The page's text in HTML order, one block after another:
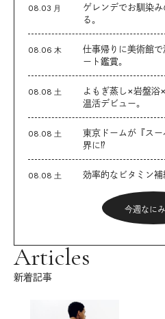
08.03 月
ゲレンデでお馴染
る。
08.06 木
仕事帰りに美術館
ート鑑賞。
08.08 土
よもぎ蒸し×岩盤浴
温活デビュー。
08.08 土
東京ドームが『ス
界に⁉︎
08.08 土 効率的なビタミン補
今週なに
Articles
新着記事